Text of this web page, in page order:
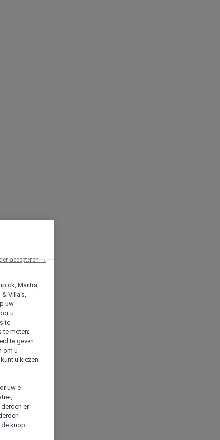
Mantra,
& Villa's,
uw
u
te
te meten;
te geven
om u
u kiezen
uw e-
,
en
de knop
accepteren →